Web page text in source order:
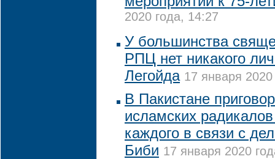
2020 года, 14:27
У большинства
РПЦ нет никакого
Легойда 17 января
В Пакистане
исламских
каждого в связи с
Биби 17 января 2020